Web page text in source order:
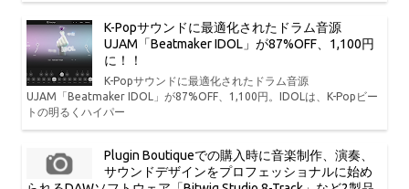
K-Popサウンドに最適化されたドラム音源
UJAM「Beatmaker IDOL」が87%OFF、1,100円
に！！
K-Popサウンドに最適化されたドラム音源
UJAM「Beatmaker IDOL」が87%OFF、1,100円。IDOLは、K-Popビー
トの明るくハイパー
Plugin Boutiqueでの購入時に音楽制作、演奏、
サウンドデザインをプロフェッショナルに始め